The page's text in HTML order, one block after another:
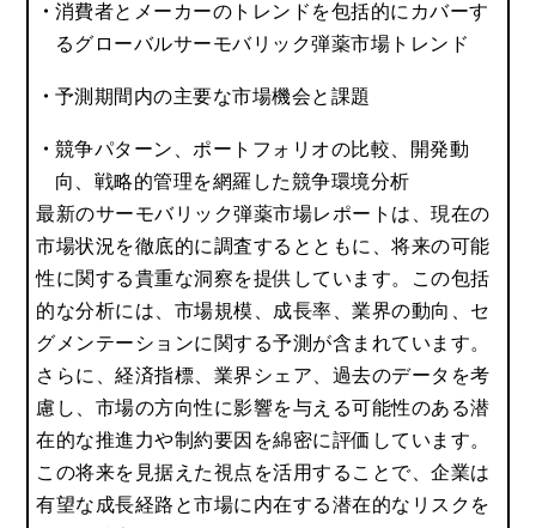
消費者とメーカーのトレンドを包括的にカバーす
るグローバルサーモバリック弾薬市場トレンド
予測期間内の主要な市場機会と課題
競争パターン、ポートフォリオの比較、開発動
向、戦略的管理を網羅した競争環境分析
最新のサーモバリック弾薬市場レポートは、現在の
市場状況を徹底的に調査するとともに、将来の可能
性に関する貴重な洞察を提供しています。この包括
的な分析には、市場規模、成長率、業界の動向、セ
グメンテーションに関する予測が含まれています。
さらに、経済指標、業界シェア、過去のデータを考
慮し、市場の方向性に影響を与える可能性のある潜
在的な推進力や制約要因を綿密に評価しています。
この将来を見据えた視点を活用することで、企業は
有望な成長経路と市場に内在する潜在的なリスクを